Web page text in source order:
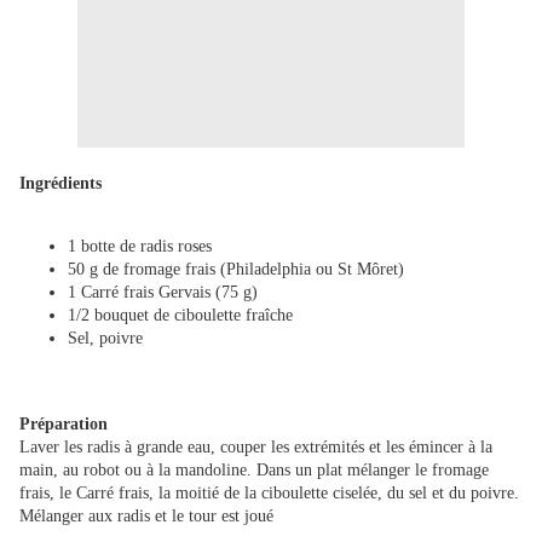
Ingrédients
1 botte de radis roses
50 g de fromage frais (Philadelphia ou St Môret)
1 Carré frais Gervais (75 g)
1/2 bouquet de ciboulette fraîche
Sel, poivre
Préparation
Laver les radis à grande eau, couper les extrémités et les émincer à la
main, au robot ou à la mandoline. Dans un plat mélanger le fromage
frais, le Carré frais, la moitié de la ciboulette ciselée, du sel et du poivre.
Mélanger aux radis et le tour est joué